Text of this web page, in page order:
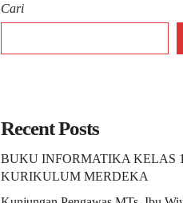
Cari
Recent Posts
BUKU INFORMATIKA KELAS
KURIKULUM MERDEKA